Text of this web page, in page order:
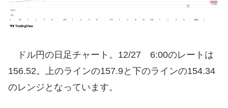
ドル円の日足チャート。12/27 6:00のレートは
156.52。上のラインの157.9と下のラインの154.34
のレンジとなっています。